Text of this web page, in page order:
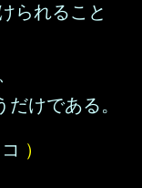
られること
けである。
）